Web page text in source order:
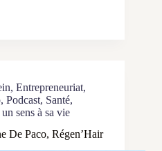
, Entrepreneuriat,
, Podcast, Santé,
sens à sa vie
De Paco, Régen’Hair